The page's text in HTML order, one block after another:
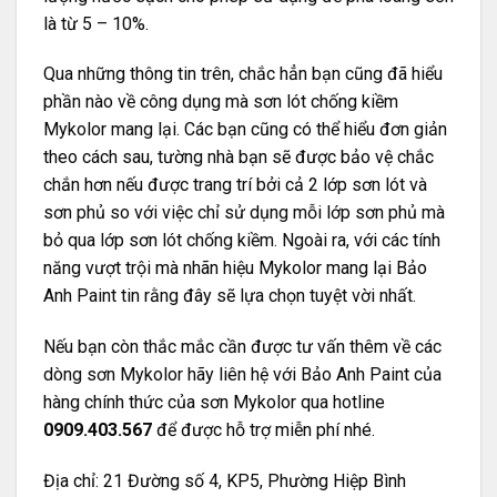
là từ 5 – 10%.
Qua những thông tin trên, chắc hẳn bạn cũng đã hiểu
phần nào về công dụng mà sơn lót chống kiềm
Mykolor mang lại. Các bạn cũng có thể hiểu đơn giản
theo cách sau, tường nhà bạn sẽ được bảo vệ chắc
chắn hơn nếu được trang trí bởi cả 2 lớp sơn lót và
sơn phủ so với việc chỉ sử dụng mỗi lớp sơn phủ mà
bỏ qua lớp sơn lót chống kiềm. Ngoài ra, với các tính
năng vượt trội mà nhãn hiệu Mykolor mang lại Bảo
Anh Paint tin rằng đây sẽ lựa chọn tuyệt vời nhất.
Nếu bạn còn thắc mắc cần được tư vấn thêm về các
dòng sơn Mykolor hãy liên hệ với Bảo Anh Paint của
hàng chính thức của sơn Mykolor qua hotline
0909.403.567 để được hỗ trợ miễn phí nhé.
Địa chỉ: 21 Đường số 4, KP5, Phường Hiệp Bình